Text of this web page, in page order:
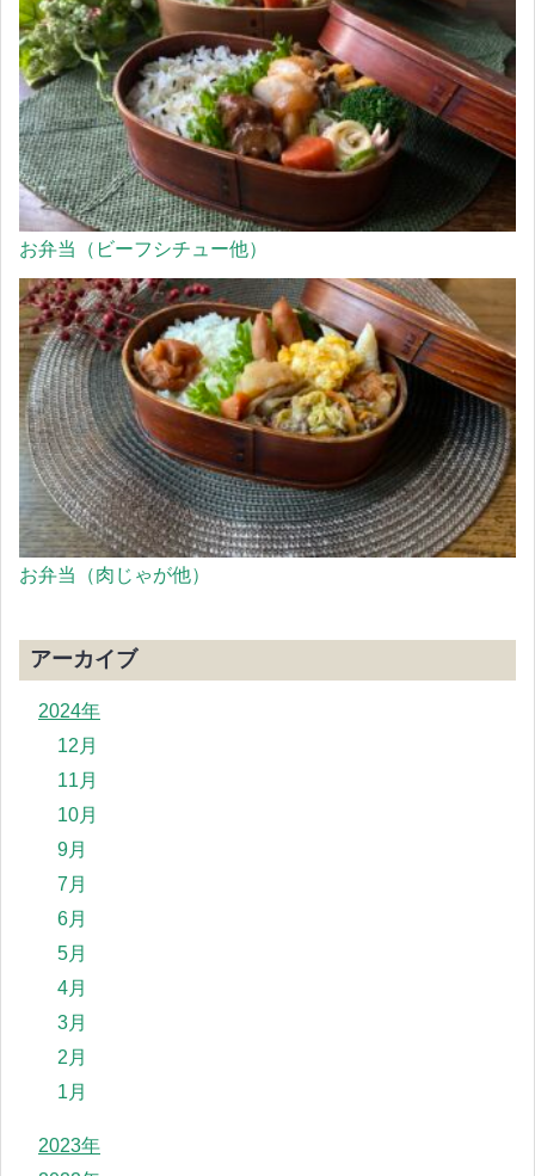
お弁当（ビーフシチュー他）
お弁当（肉じゃが他）
アーカイブ
2024年
12月
11月
10月
9月
7月
6月
5月
4月
3月
2月
1月
2023年